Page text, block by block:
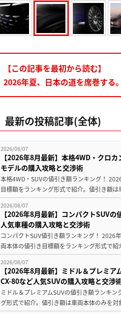
【この記事を最初から読む】
2026年夏、日本の道を席巻する
最新の投稿記事(全体)
2026/08/07
【2026年8月最新】本格4WD・クロ
モデルの購入攻略と交渉術
本格4WD・SUVの値引き額ランキング！
目標額をランキング形式で紹介。値引き額
2026/08/07
【2026年8月最新】コンパクトSUV
人気車種の購入攻略と交渉術
コンパクトSUV値引き額ランキング！ 2026
両本体の値引き目標額をランキング形式で
2026/08/07
【2026年8月最新】ミドル＆プレミ
CX-80など人気SUVの購入攻略と交渉
ミドル＆プレミアムSUVの値引き額ランキ
グ形式で紹介。値引き額は車両本体のみを